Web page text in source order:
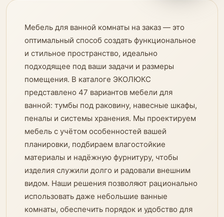
Мебель для ванной комнаты на заказ — это
оптимальный способ создать функциональное
и стильное пространство, идеально
подходящее под ваши задачи и размеры
помещения. В каталоге ЭКОЛЮКС
представлено 47 вариантов мебели для
ванной: тумбы под раковину, навесные шкафы,
пеналы и системы хранения. Мы проектируем
мебель с учётом особенностей вашей
планировки, подбираем влагостойкие
материалы и надёжную фурнитуру, чтобы
изделия служили долго и радовали внешним
видом. Наши решения позволяют рационально
использовать даже небольшие ванные
комнаты, обеспечить порядок и удобство для